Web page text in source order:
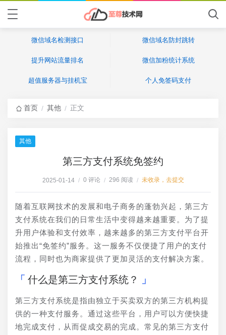
微信域名检测接口 微信域名防封跳转
提升网站流量排名 微信加粉统计系统
超值服务器与挂机宝 个人免签码支付
首页 / 其他 / 正文
其他
第三方支付系统免签约
2025-01-14 / 0 评论 / 296 阅读 / 未收录，去提交
随着互联网技术的发展和电子商务的蓬勃兴起，第三方
支付系统在我们的日常生活中变得越来越重要。为了提
升用户体验和支付效率，越来越多的第三方支付平台开
始推出“免签约”服务。这一服务不仅便捷了用户的支付
流程，同时也为商家提供了更加灵活的支付解决方案。
什么是第三方支付系统？
第三方支付系统是指由独立于买卖双方的第三方机构提
供的一种支付服务。通过这些平台，用户可以方便快捷
地完成支付，从而促成交易的完成。常见的第三方支付